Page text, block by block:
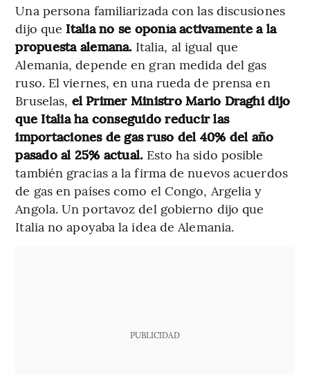
Una persona familiarizada con las discusiones
dijo que Italia no se oponía activamente a la
propuesta alemana. Italia, al igual que
Alemania, depende en gran medida del gas
ruso. El viernes, en una rueda de prensa en
Bruselas, el Primer Ministro Mario Draghi dijo
que Italia ha conseguido reducir las
importaciones de gas ruso del 40% del año
pasado al 25% actual. Esto ha sido posible
también gracias a la firma de nuevos acuerdos
de gas en países como el Congo, Argelia y
Angola. Un portavoz del gobierno dijo que
Italia no apoyaba la idea de Alemania.
PUBLICIDAD